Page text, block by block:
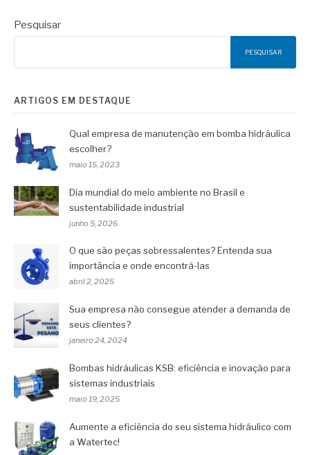
Pesquisar
PESQUISAR
ARTIGOS EM DESTAQUE
Qual empresa de manutenção em bomba hidráulica
escolher?
maio 15, 2023
Dia mundial do meio ambiente no Brasil e
sustentabilidade industrial
junho 5, 2026
O que são peças sobressalentes? Entenda sua
importância e onde encontrá-las
abril 2, 2025
Sua empresa não consegue atender a demanda de
seus clientes?
janeiro 24, 2024
Bombas hidráulicas KSB: eficiência e inovação para
sistemas industriais
maio 19, 2025
Aumente a eficiência do seu sistema hidráulico com
a Watertec!